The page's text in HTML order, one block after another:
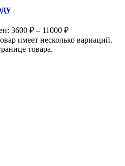
3600 ₽ – 11000 ₽
имеет несколько вариаций.
товара.